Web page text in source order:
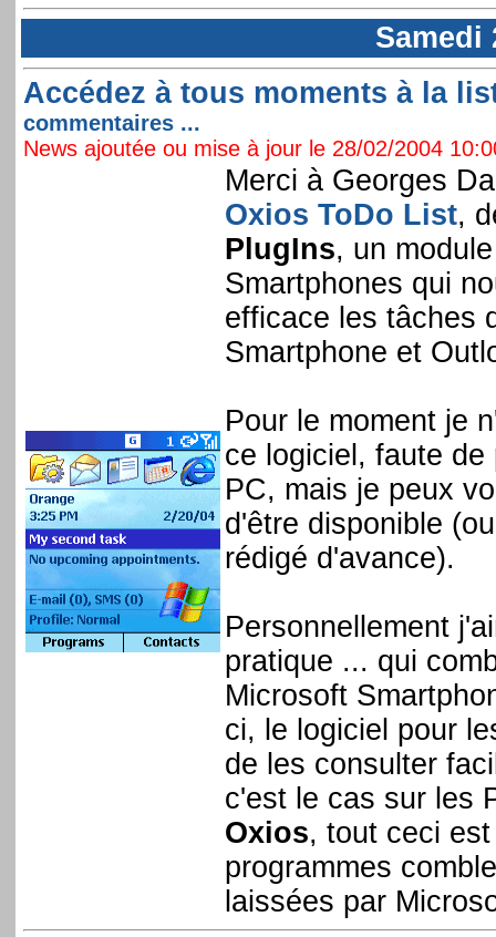
Samedi
Accédez à tous moments à la
commentaires ...
News ajoutée ou mise à jour le 28/02/2004
Merci à Georges
Oxios ToDo List,
PlugIns, un
Smartphones qui
efficace les tâches
Smartphone et
Pour le moment je
ce logiciel, faute de
PC, mais je peux
d'être disponible
rédigé d'avance).
Personnellement
pratique ... qui
Microsoft
ci, le logiciel pour
de les consulter
c'est le cas sur les
Oxios, tout ceci
programmes
laissées par